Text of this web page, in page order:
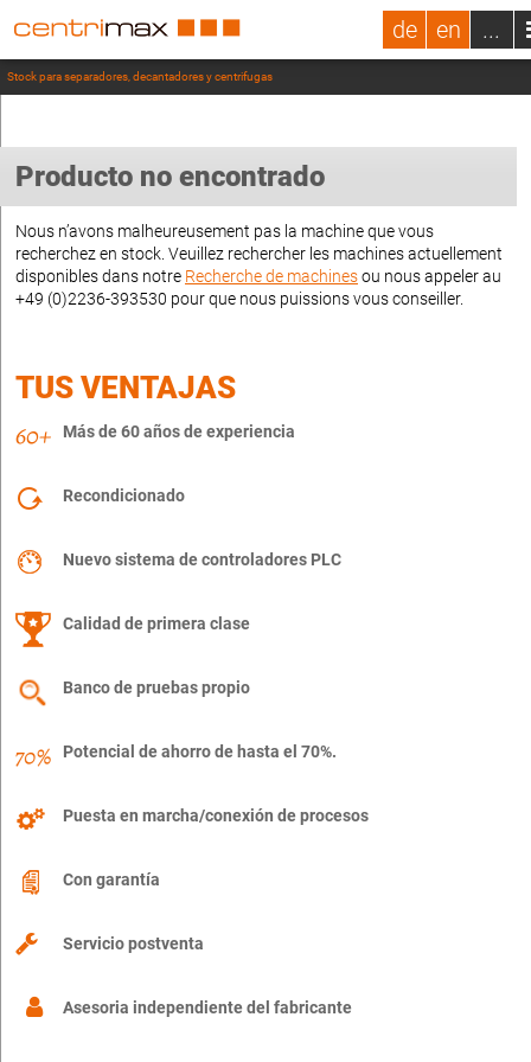
de en ...
Stock para separadores, decantadores y centrifugas
Producto no encontrado
Nous n’avons malheureusement pas la machine que vous
recherchez en stock. Veuillez rechercher les machines actuellement
disponibles dans notre Recherche de machinesou nous appeler au
+49 (0)2236-393530 pour que nous puissions vous conseiller.
TUS VENTAJAS
Más de 60 años de experiencia
Recondicionado
Nuevo sistema de controladores PLC
Calidad de primera clase
Banco de pruebas propio
Potencial de ahorro de hasta el 70%.
Puesta en marcha/conexión de procesos
Con garantía
Servicio postventa
Asesoria independiente del fabricante